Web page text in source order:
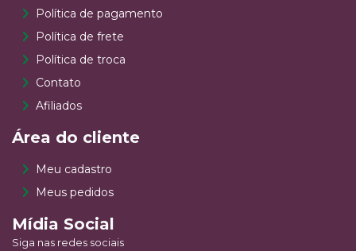
Política de pagamento
Política de frete
Política de troca
Contato
Afiliados
Área do cliente
Meu cadastro
Meus pedidos
Mídia Social
Siga nas redes sociais